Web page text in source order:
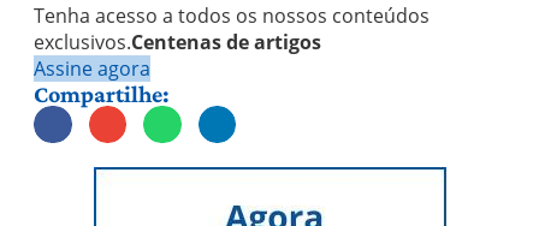
Tenha acesso a todos os nossos conteúdos
exclusivos.Centenas de artigos
Assine agora
Compartilhe: